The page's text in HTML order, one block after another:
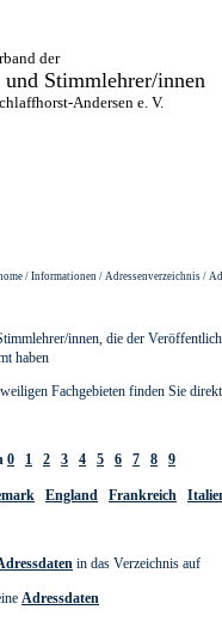
der
Stimmlehrer/innen
Andersen e. V.
/ Informationen / Adressenverzeichnis /